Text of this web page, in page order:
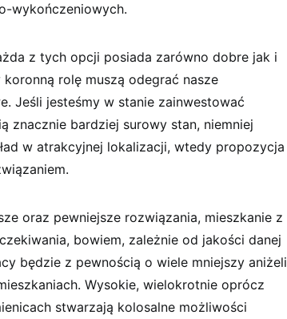
wykończeniowych.
z tych opcji posiada zarówno dobre jak i
rolę muszą odegrać nasze
Jeśli jesteśmy w stanie zainwestować
znacznie bardziej surowy stan, niemniej
w atrakcyjnej lokalizacji, wtedy propozycja
oraz pewniejsze rozwiązania, mieszkanie z
bowiem, zależnie od jakości danej
będzie z pewnością o wiele mniejszy aniżeli
Wysokie, wielokrotnie oprócz
stwarzają kolosalne możliwości